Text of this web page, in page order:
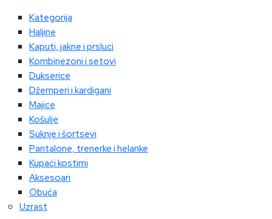
Kategorija
Haljine
Kaputi, jakne i prsluci
Kombinezoni i setovi
Dukserice
Džemperi i kardigani
Majice
Košulje
Suknje i šortsevi
Pantalone, trenerke i helanke
Kupaći kostimi
Aksesoari
Obuća
Uzrast